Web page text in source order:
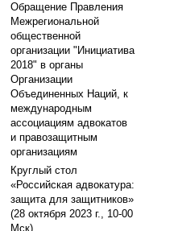
Обращение Правления
Межрегиональной
общественной
организации "Инициатива
2018" в органы
Организации
Объединенных Наций, к
международным
ассоциациям адвокатов
и правозащитным
организациям
Круглый стол
«Российская адвокатура:
защита для защитников»
(28 октября 2023 г., 10-00
Мск).